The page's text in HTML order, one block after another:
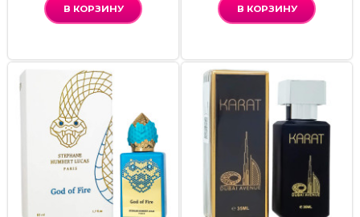
В КОРЗИНУ В КОРЗИНУ